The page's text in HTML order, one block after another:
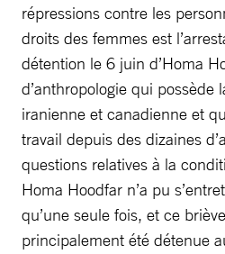
répressions contre les
droits des femmes est
détention le 6 juin d’Homa
d’anthropologie qui possède
iranienne et canadienne et
travail depuis des dizaines
questions relatives à la
Homa Hoodfar n’a pu
qu’une seule fois, et ce
principalement été détenue